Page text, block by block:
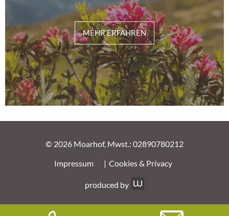
MEHR ERFAHREN
© 2026 Moarhof, Mwst.: 02890780212
Impressum
Cookies & Privacy
produced by